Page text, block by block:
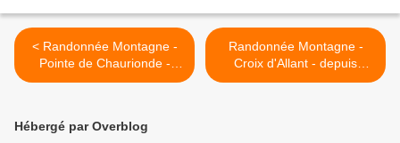
< Randonnée Montagne -
Pointe de Chaurionde -
depuis l'Abbaye de Tamié
Randonnée Montagne -
Croix d'Allant - depuis
Préchérel (Bauges) >
Hébergé par Overblog